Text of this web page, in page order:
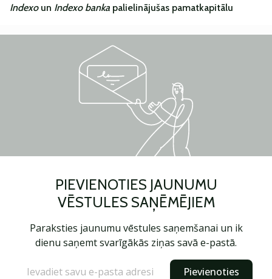
Indexoun Indexo banka palielinājušas pamatkapitālu
PIEVIENOTIES JAUNUMU
VĒSTULES SAŅĒMĒJIEM
Paraksties jaunumu vēstules saņemšanai un ik
dienu saņemt svarīgākās ziņas savā e-pastā.
Pievienoties